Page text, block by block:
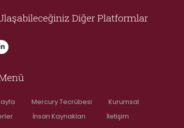
Diğer Platformlar
Mercury Tecrübesi
Kurumsal
İnsan Kaynakları İletişim